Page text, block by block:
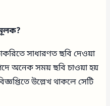
সাধারণত ছবি দেওয়া
অনেক সময় ছবি চাওয়া হয়
উল্লেখ থাকলে সেটি